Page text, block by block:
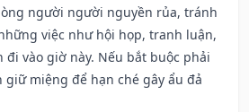
người người nguyền rủa, tránh
việc như hội họp, tranh luận,
vào giờ này. Nếu bắt buộc phải
miệng để hạn ché gây ẩu đả